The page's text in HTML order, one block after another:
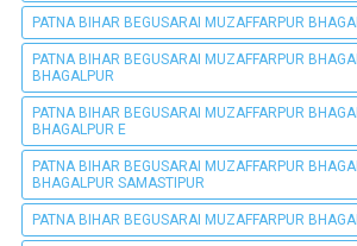
PATNA BIHAR BEGUSARAI MUZAFFARPUR
PATNA BIHAR BEGUSARAI MUZAFFARPUR
BHAGALPUR
PATNA BIHAR BEGUSARAI MUZAFFARPUR
BHAGALPUR E
PATNA BIHAR BEGUSARAI MUZAFFARPUR
BHAGALPUR SAMASTIPUR
PATNA BIHAR BEGUSARAI MUZAFFARPUR